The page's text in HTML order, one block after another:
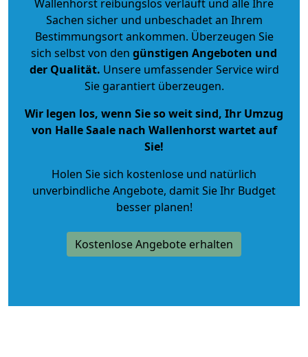
Wallenhorst reibungslos verläuft und alle Ihre
Sachen sicher und unbeschadet an Ihrem
Bestimmungsort ankommen. Überzeugen Sie
sich selbst von den günstigen Angeboten und
der Qualität. Unsere umfassender Service wird
Sie garantiert überzeugen.
Wir legen los, wenn Sie so weit sind, Ihr Umzug
von Halle Saale nach Wallenhorst wartet auf
Sie!
Holen Sie sich kostenlose und natürlich
unverbindliche Angebote, damit Sie Ihr Budget
besser planen!
Kostenlose Angebote erhalten